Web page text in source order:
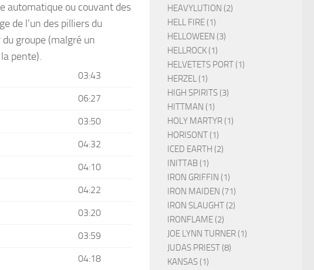
automatique ou couvant des
de l’un des pilliers du
groupe (malgré un
pente).
03:43
06:27
03:50
04:32
04:10
04:22
03:20
03:59
04:18
HEAVYLUTION (2)
HELL FIRE (1)
HELLOWEEN (3)
HELLROCK (1)
HELVETETS PORT (1)
HERZEL (1)
HIGH SPIRITS (3)
HITTMAN (1)
HOLY MARTYR (1)
HORISONT (1)
ICED EARTH (2)
INITTAB (1)
IRON GRIFFIN (1)
IRON MAIDEN (71)
IRON SLAUGHT (2)
IRONFLAME (2)
JOE LYNN TURNER (1)
JUDAS PRIEST (8)
KANSAS (1)